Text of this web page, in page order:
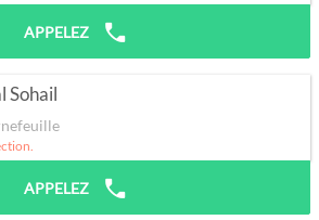
APPELEZ
Sohail
APPELEZ